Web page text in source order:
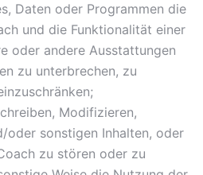
Daten oder Programmen die
und die Funktionalität einer
oder andere Ausstattungen
zu unterbrechen, zu
Modifizieren,
oder sonstigen Inhalten, oder
zu stören oder zu